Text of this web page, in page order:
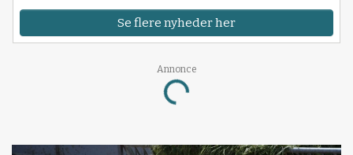
Se flere nyheder her
Annonce
Loading...